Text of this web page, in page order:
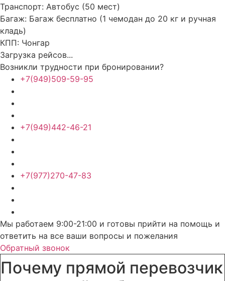
Транспорт: Автобус (50 мест)
Багаж: Багаж бесплатно (1 чемодан до 20 кг и ручная
кладь)
КПП: Чонгар
Загрузка рейсов...
Возникли трудности при бронировании?
+7(949)509-59-95
+7(949)442-46-21
+7(977)270-47-83
Мы работаем 9:00-21:00 и готовы прийти на помощь и
ответить на все ваши вопросы и пожелания
Обратный звонок
Почему прямой перевозчик